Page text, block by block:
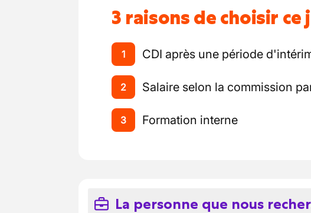
3 raisons de choisir ce
1 CDI après une période
2 Salaire selon la commission
3 Formation interne
La personne que nous